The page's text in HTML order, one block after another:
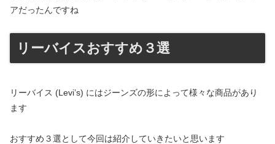
アだったんですね
リーバイスおすすめ３選
リーバイス (Levi’s) にはジーンズの形によって様々な商品があり
ます
おすすめ３選として今回は紹介していきたいと思います